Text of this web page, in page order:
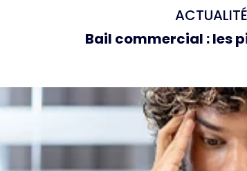
Bail commercial : les